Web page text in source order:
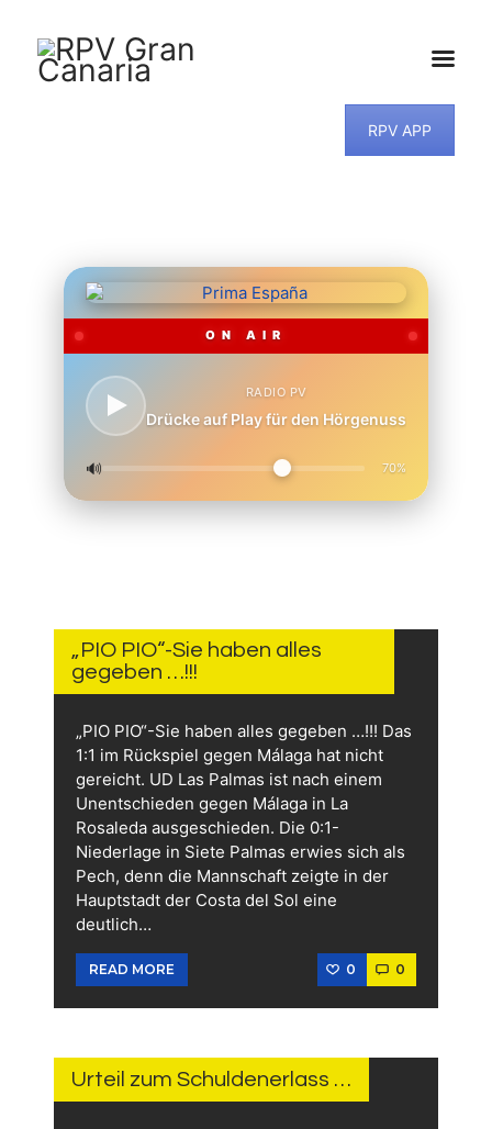
RPV APP
ON AIR
RADIO PV
Drücke auf Play für den Hörgenuss
🔊 70%
MUSIKWUNSCH
„PIO PIO“-Sie haben alles
gegeben …!!!
„PIO PIO“-Sie haben alles gegeben …!!! Das
1:1 im Rückspiel gegen Málaga hat nicht
gereicht. UD Las Palmas ist nach einem
Unentschieden gegen Málaga in La
Rosaleda ausgeschieden. Die 0:1-
Niederlage in Siete Palmas erwies sich als
Pech, denn die Mannschaft zeigte in der
Hauptstadt der Costa del Sol eine
deutlich…
READ MORE 0 0
Urteil zum Schuldenerlass …